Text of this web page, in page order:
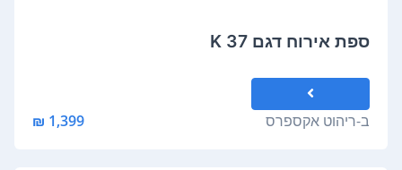
ספת אירוח דגם K 37
ב-ריהוט אקספרס 1,399 ₪